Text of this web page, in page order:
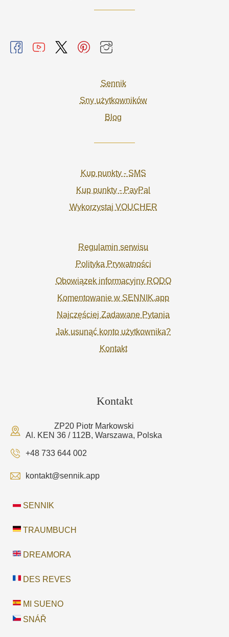
Sennik
Sny użytkowników
Blog
Kup punkty - SMS
Kup punkty - PayPal
Wykorzystaj VOUCHER
Regulamin serwisu
Polityka Prywatności
Obowiązek informacyjny RODO
Komentowanie w SENNIK.app
Najczęściej Zadawane Pytania
Jak usunąć konto użytkownika?
Kontakt
Kontakt
ZP20 Piotr Markowski
Al. KEN 36 / 112B, Warszawa, Polska
+48 733 644 002
kontakt@sennik.app
SENNIK
TRAUMBUCH
DREAMORA
DES REVES
MI SUENO
SNÁŘ